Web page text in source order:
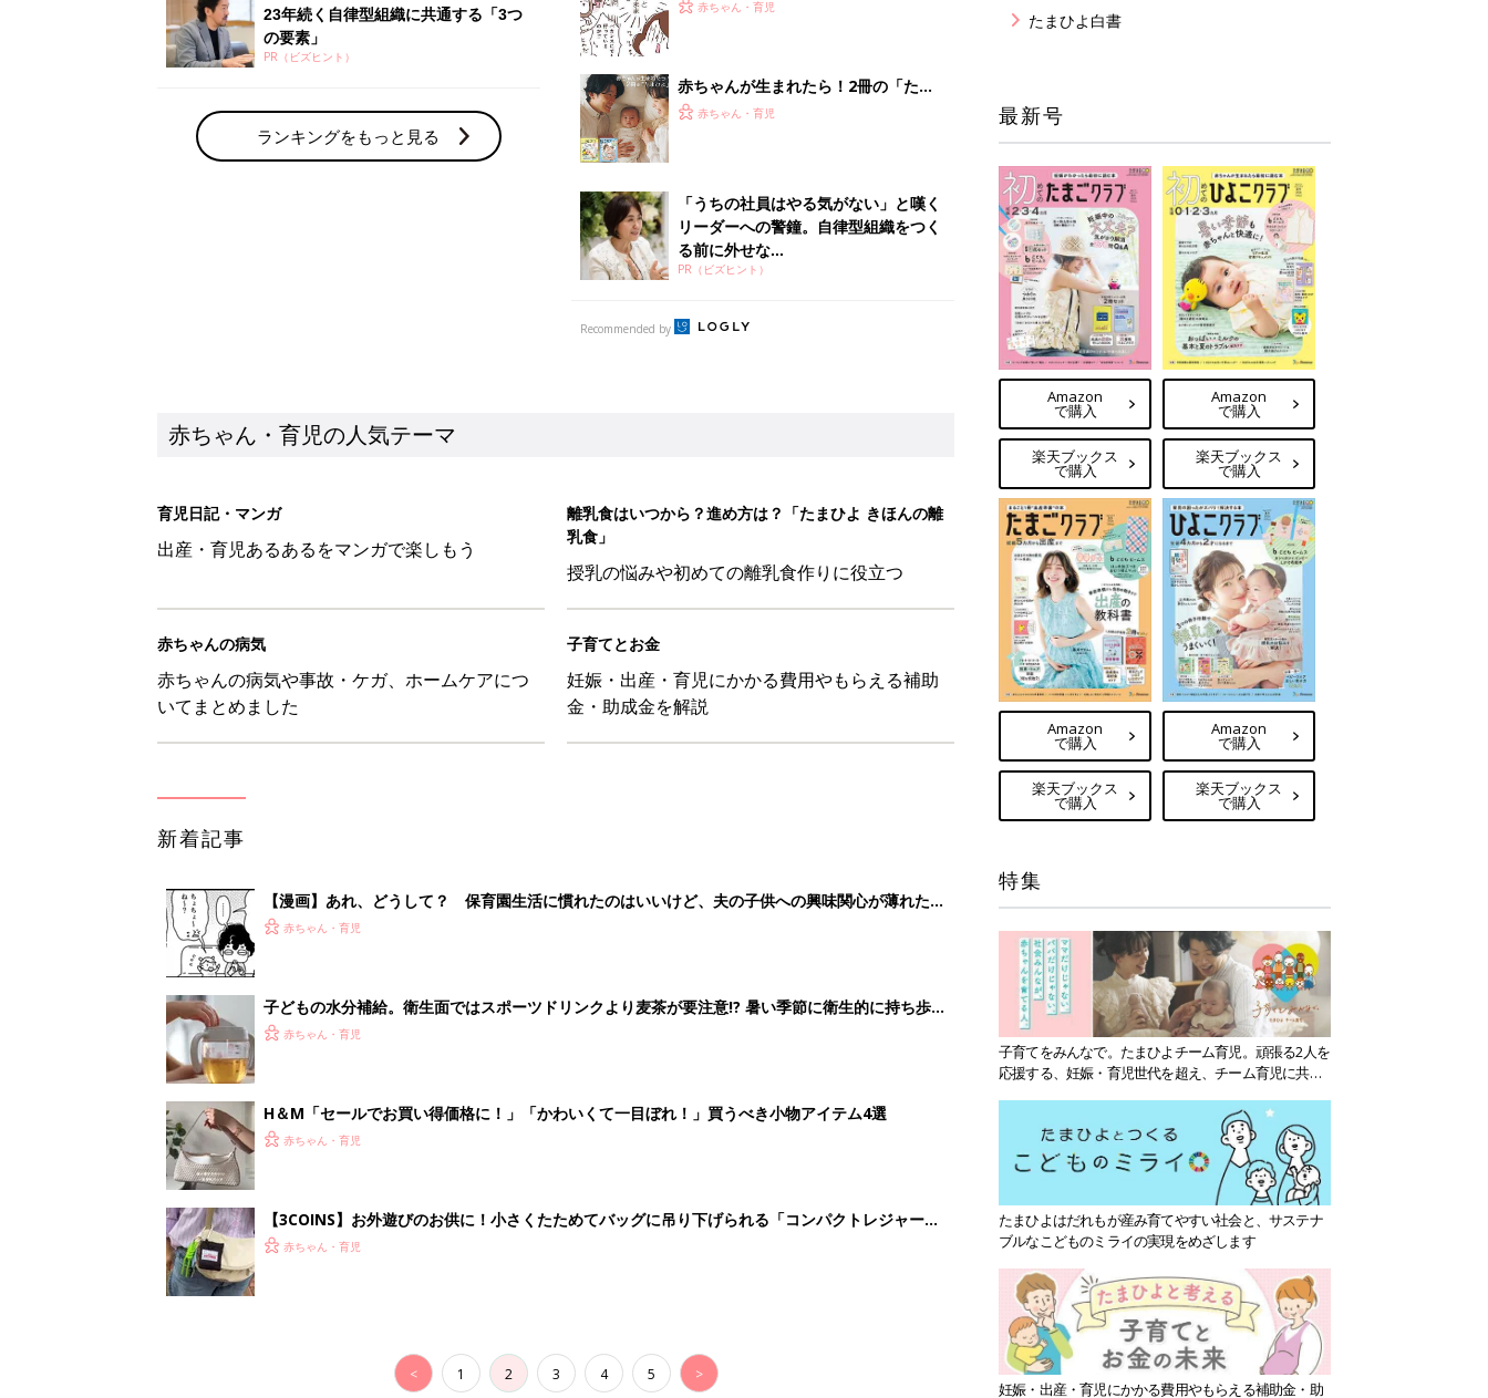
赤ちゃん・育児の人気テーマ
育児日記・マンガ
離乳食はいつから？進め方は？「たまひよ きほんの離
授乳の悩みや初めての離乳食作りに役立つ
子育てとお金
妊娠・出産・育児にかかる費用やもらえる補助
金・助成金を解説
【漫画】あれ、どうして？ 保育園生活に慣れたのはいいけど、夫の子供への興味関心が薄れた気
がする……！『ふうふう子育て ＃91』
赤ちゃん・育児
子どもの水分補給。衛生面ではスポーツドリンクより麦茶が要注意!? 暑い季節に衛生的に持ち歩
赤ちゃん・育児
H＆М「セールでお買い得価格に！」「かわいくて一目ぼれ！」買うべき小物アイテム4選
< 1 2 3 4 5 >
たまひよ白書
最新号
Amazon
で購入
楽天ブックス
で購入
Amazon
で購入
楽天ブックス
で購入
Amazon
で購入
楽天ブックス
で購入
Amazon
で購入
楽天ブックス
で購入
特集
子育てをみんなで。たまひよチーム育児。頑張る2人を
応援する、妊娠・育児世代を超え、チーム育児に共感
たまひよはだれもが産み育てやすい社会と、サステナ
ブルなこどものミライの実現をめざします
妊娠・出産・育児にかかる費用やもらえる補助金・助